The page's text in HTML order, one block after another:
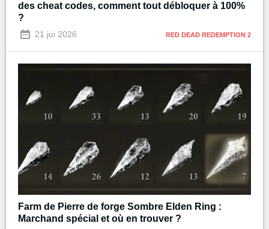
des cheat codes, comment tout débloquer à 100%
?
21 jui 2026 RED DEAD REDEMPTION 2
Farm de Pierre de forge Sombre Elden Ring :
Marchand spécial et où en trouver ?